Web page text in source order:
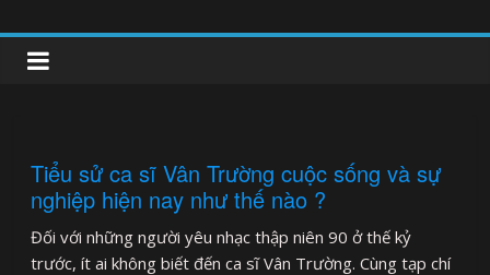
to
content
clipnonglive.com
Tiểu sử ca sĩ Vân Trường cuộc sống và sự
nghiệp hiện nay như thế nào ?
Đối với những người yêu nhạc thập niên 90 ở thế kỷ
trước, ít ai không biết đến ca sĩ Vân Trường. Cùng tạp chí